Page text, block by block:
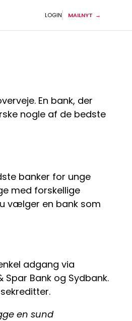
LOGIN MAILNYT
En bank, der
nogle af de bedste
banker for unge
med forskellige
vælger en bank som
adgang via
Bank og Sydbank.
en sund